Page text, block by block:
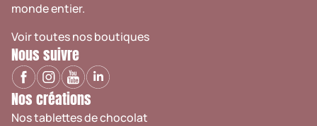
monde entier.
Voir toutes nos boutiques
Nous suivre
Nos créations
Nos tablettes de chocolat